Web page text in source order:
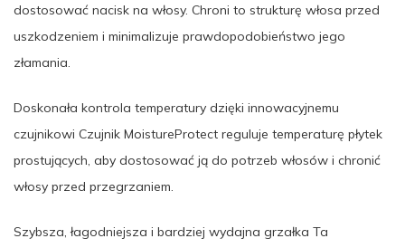
dostosować nacisk na włosy. Chroni to strukturę włosa przed
uszkodzeniem i minimalizuje prawdopodobieństwo jego
złamania.
Doskonała kontrola temperatury dzięki innowacyjnemu
czujnikowi Czujnik MoistureProtect reguluje temperaturę płytek
prostujących, aby dostosować ją do potrzeb włosów i chronić
włosy przed przegrzaniem.
Szybsza, łagodniejsza i bardziej wydajna grzałka Ta